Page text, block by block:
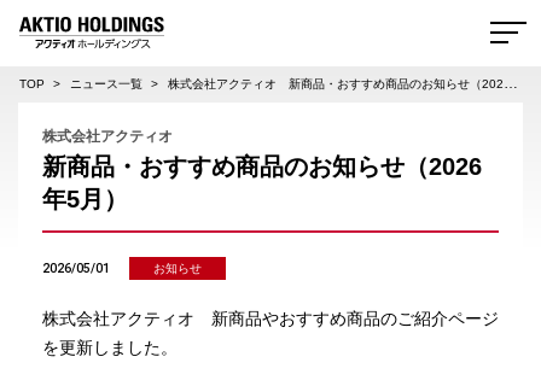
TOP ニュース一覧 株式会社アクティオ 新商品・おすすめ商品のお知らせ（2026年5月）
株式会社アクティオ
新商品・おすすめ商品のお知らせ（2026
年5月）
2026/05/01 お知らせ
株式会社アクティオ 新商品やおすすめ商品のご紹介ページ
を更新しました。